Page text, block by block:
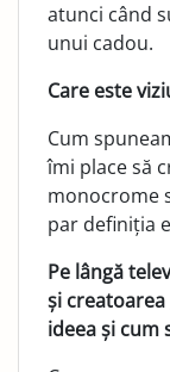
atunci când
unui cadou.
Care este
Cum
îmi place să
monocrome
par definiția
Pe lângă
și creatoarea
ideea și cum